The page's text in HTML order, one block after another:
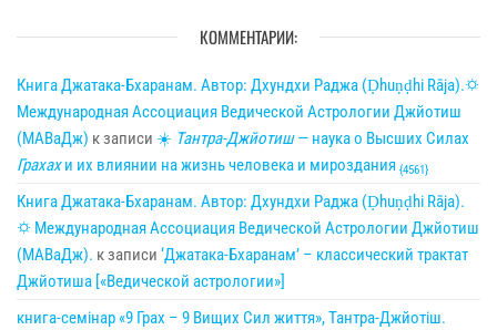
КОММЕНТАРИИ:
Книга Джатака-Бхаранам. Автор: Дхундхи Раджа (Ḍhuṇḍhi Rāja).🌣
Международная Ассоциация Ведической Астрологии Джйотиш
(МАВаДж) к записи ☀ Тантра-Джйотиш— наука о Высших Силах
Грахахи их влиянии на жизнь человека и мироздания {4561}
Книга Джатака-Бхаранам. Автор: Дхундхи Раджа (Ḍhuṇḍhi Rāja).
🌣 Международная Ассоциация Ведической Астрологии Джйотиш
(МАВаДж). к записи ‘Джатака-Бхаранам’ – классический трактат
Джйотиша [«Ведической астрологии»]
книга-семінар «9 Грах – 9 Вищих Сил життя», Тантра-Джйотіш.